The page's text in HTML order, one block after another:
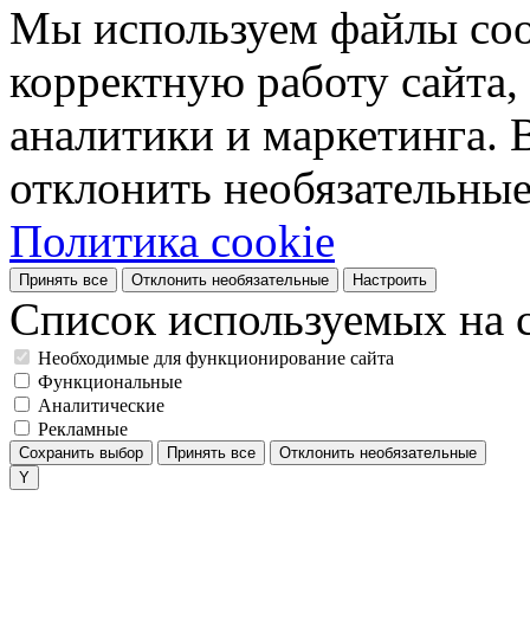
Мы используем файлы
корректную работу
аналитики и
отклонить
Политика cookie
Принять все Отклонить необязательные Настроить
Список используемых на
Необходимые для функционирование сайта
Функциональные
Аналитические
Рекламные
Сохранить выбор Принять все Отклонить необязательные